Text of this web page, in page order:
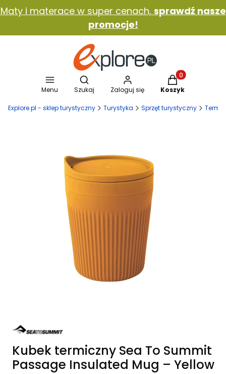
Maty i materace w super cenach, sprawdź nasze
promocje!
Menu
Otwórz wyszukiwarkę
Szukaj Zaloguj się
Produkty w
Koszyk
Explore.pl - sklep turystyczny Turystyka Sprzęt turystyczny
Kubek termiczny Sea To Summit
Passage Insulated Mug – Yellow